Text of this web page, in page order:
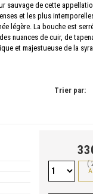
sauvage de cette
et les plus
légère. La bouche est
nuances de cuir, de
et majestueuse de la
Trier par:
(